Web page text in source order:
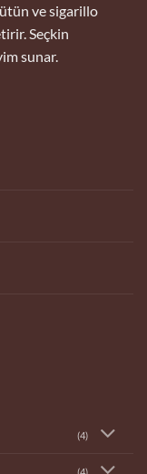
ve sigarillo
Seçkin
sunar.
(4)
(4)